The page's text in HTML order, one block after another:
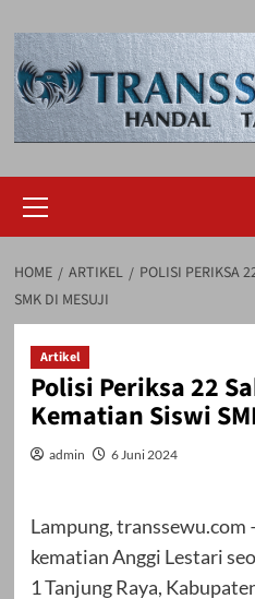
to
content
Menu
HOME ARTIKEL
POLISI PERIKSA
SMK DI MESUJI
Artikel
Polisi Periksa 22
Kematian Siswi
admin 6 Juni 2024
Lampung, transsewu.com
kematian Anggi Lestari
1 Tanjung Raya,